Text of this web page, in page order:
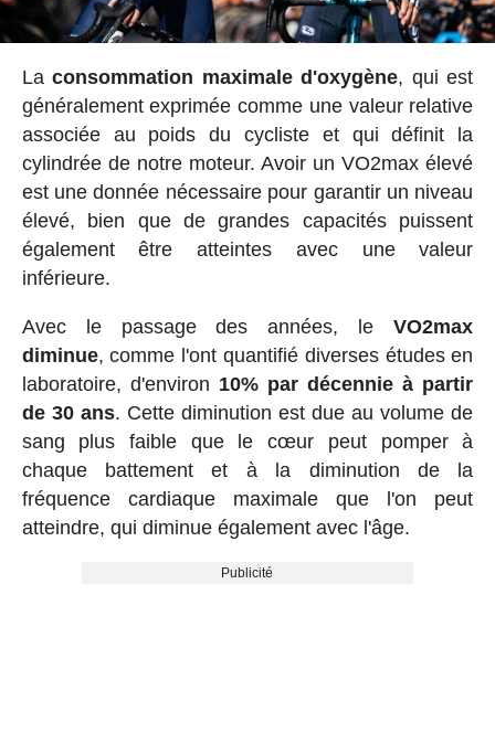
Laconsommation maximale d'oxygène, qui est
généralement exprimée comme une valeur relative
associée au poids du cycliste et qui définit la
cylindrée de notre moteur. Avoir un VO2max élevé
est une donnée nécessaire pour garantir un niveau
élevé, bien que de grandes capacités puissent
également être atteintes avec une valeur
inférieure.
Avec le passage des années, leVO2max
diminue, comme l'ont quantifié diverses études en
laboratoire, d'environ 10% par décennie à partir
de 30 ans. Cette diminution est due au volume de
sang plus faible que le cœur peut pomper à
chaque battement et à la diminution de la
fréquence cardiaque maximale que l'on peut
atteindre, qui diminue également avec l'âge.
Publicité